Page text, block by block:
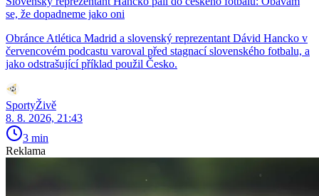
se, že dopadneme jako oni
Obránce Atlética Madrid a slovenský reprezentant Dávid Hancko v
červencovém podcastu varoval před stagnací slovenského fotbalu, a
jako odstrašující příklad použil Česko.
SportyŽivě
8. 8. 2026, 21:43
3 min
Reklama